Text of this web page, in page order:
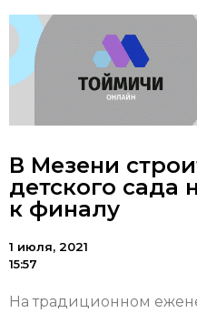
В Мезени
детского сада
к финалу
1 июля, 2021
15:57
На традиционном